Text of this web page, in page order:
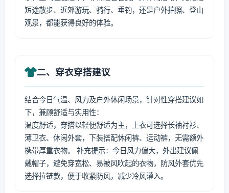
短途散步、近郊游玩、骑行、垂钓，还是户外拍照、登山
观景，都能获得良好的体验。
二、穿衣穿搭建议
结合今日气温、风力及户外休闲场景，针对性穿搭建议如
下，兼顾舒适与实用性：
温度舒适，穿搭以轻便舒适为主，上衣可选择长袖衬衫、
薄卫衣、休闲外套，下装搭配休闲裤、运动裤，无需额外
携带厚重衣物。 补充提示：今日风力偏大，外出建议佩
戴帽子，避免穿宽松、易被风吹起的衣物，防风外套优先
选择拉链款，便于收紧防风，减少冷风灌入。